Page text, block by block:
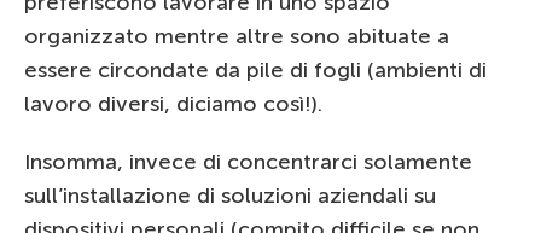
organizzato mentre altre sono abituate a
essere circondate da pile di fogli (ambienti di
lavoro diversi, diciamo così!).
Insomma, invece di concentrarci solamente
sull’installazione di soluzioni aziendali su